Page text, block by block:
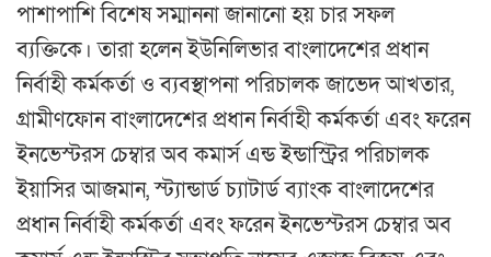
পাশাপাশি বিশেষ সম্মাননা জানানো হয় চার সফল
ব্যক্তিকে। তারা হলেন ইউনিলিভার বাংলাদেশের প্রধান
নির্বাহী কর্মকর্তা ও ব্যবস্থাপনা পরিচালক জাভেদ আখতার,
গ্রামীণফোন বাংলাদেশের প্রধান নির্বাহী কর্মকর্তা এবং ফরেন
ইনভেস্টরস চেম্বার অব কমার্স এন্ড ইন্ডাস্ট্রির পরিচালক
ইয়াসির আজমান, স্ট্যান্ডার্ড চ্যাটার্ড ব্যাংক বাংলাদেশের
প্রধান নির্বাহী কর্মকর্তা এবং ফরেন ইনভেস্টরস চেম্বার অব